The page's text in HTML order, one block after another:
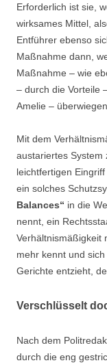
Erforderlich ist sie,
wirksames Mittel,
Entführer ebenso
Maßnahme dann,
Maßnahme – wie
– durch die Vorteile
Amelie – überwiegen.
Mit dem
austariertes System
leichtfertigen
ein solches
Balances“ in die
nennt, ein
Verhältnismäßigkeit
mehr kennt und
Gerichte entzieht,
Verschlüsselt
Nach dem
durch die eng